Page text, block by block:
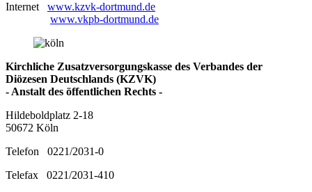
Internet www.kzvk-dortmund.de
www.vkpb-dortmund.de
Kirchliche Zusatzversorgungskasse des Verbandes der
Diözesen Deutschlands (KZVK)
- Anstalt des öffentlichen Rechts -
Hildeboldplatz 2-18
50672 Köln
Telefon 0221/2031-0
Telefax 0221/2031-410